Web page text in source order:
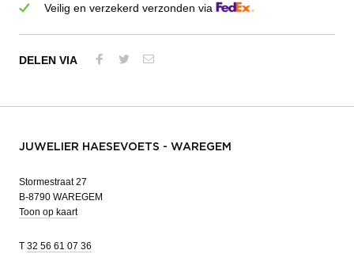
Veilig en verzekerd verzonden via
DELEN VIA
JUWELIER HAESEVOETS - WAREGEM
Stormestraat 27
B-8790 WAREGEM
Toon op kaart
T 32 56 61 07 36